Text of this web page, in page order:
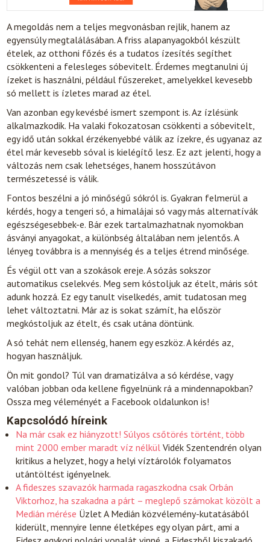
A megoldás nem a teljes megvonásban rejlik, hanem az
egyensúly megtalálásában. A friss alapanyagokból készült
ételek, az otthoni főzés és a tudatos ízesítés segíthet
csökkenteni a felesleges sóbevitelt. Érdemes megtanulni új
ízeket is használni, például fűszereket, amelyekkel kevesebb
só mellett is ízletes marad az étel.
Van azonban egy kevésbé ismert szempont is. Az ízlésünk
alkalmazkodik. Ha valaki fokozatosan csökkenti a sóbevitelt,
egy idő után sokkal érzékenyebbé válik az ízekre, és ugyanaz az
étel már kevesebb sóval is kielégítő lesz. Ez azt jelenti, hogy a
változás nem csak lehetséges, hanem hosszútávon
természetessé is válik.
Fontos beszélni a jó minőségű sókról is. Gyakran felmerül a
kérdés, hogy a tengeri só, a himalájai só vagy más alternatívák
egészségesebbek-e. Bár ezek tartalmazhatnak nyomokban
ásványi anyagokat, a különbség általában nem jelentős. A
lényeg továbbra is a mennyiség és a teljes étrend minősége.
És végül ott van a szokások ereje. A sózás sokszor
automatikus cselekvés. Meg sem kóstoljuk az ételt, máris sót
adunk hozzá. Ez egy tanult viselkedés, amit tudatosan meg
lehet változtatni. Már az is sokat számít, ha először
megkóstoljuk az ételt, és csak utána döntünk.
A só tehát nem ellenség, hanem egy eszköz. A kérdés az,
hogyan használjuk.
Ön mit gondol? Túl van dramatizálva a só kérdése, vagy
valóban jobban oda kellene figyelnünk rá a mindennapokban?
Ossza meg véleményét a Facebook oldalunkon is!
Kapcsolódó híreink
Na már csak ez hiányzott! Súlyos csőtörés történt, több
mint 2000 ember maradt víz nélkül Vidék Szentendrén olyan
kritikus a helyzet, hogy a helyi víztárolók folyamatos
utántöltést igényelnek.
A fideszes szavazók harmada ragaszkodna csak Orbán
Viktorhoz, ha szakadna a párt – meglepő számokat közölt a
Medián mérése ÜzletA Medián közvélemény-kutatásából
kiderült, mennyire lenne életképes egy olyan párt, ami a